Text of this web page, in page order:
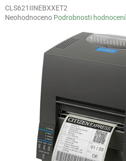
CLS621IINEBXXET2
Průměrné
Neohodnoceno Podrobnosti hodnocení